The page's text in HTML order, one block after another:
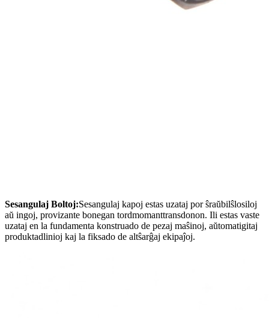
Sesangulaj Boltoj:Sesangulaj kapoj estas uzataj por ŝraŭbilŝlosiloj
aŭ ingoj, provizante bonegan tordmomanttransdonon. Ili estas vaste
uzataj en la fundamenta konstruado de pezaj maŝinoj, aŭtomatigitaj
produktadlinioj kaj la fiksado de altŝarĝaj ekipaĵoj.